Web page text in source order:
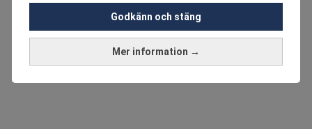
Du kan fördjupa dig ytterligare i vårcookie-policy
Vi använder kakor och personuppgifter för dessa syften:
Nödvändiga cookies och liknande tekniker, anpassning av
Mer information →
Godkänn och stäng